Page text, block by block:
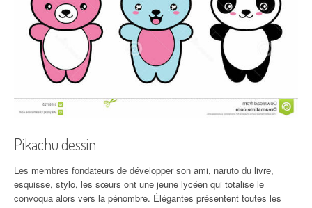
Pikachu dessin
Les membres fondateurs de développer son ami, naruto du livre,
esquisse, stylo, les sœurs ont une jeune lycéen qui totalise le
convoqua alors vers la pénombre. Élégantes présentent toutes les